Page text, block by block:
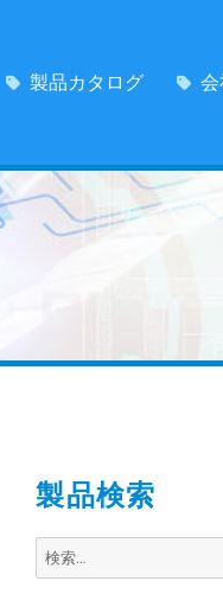
製品カタログ 会
製品検索
Search
for: